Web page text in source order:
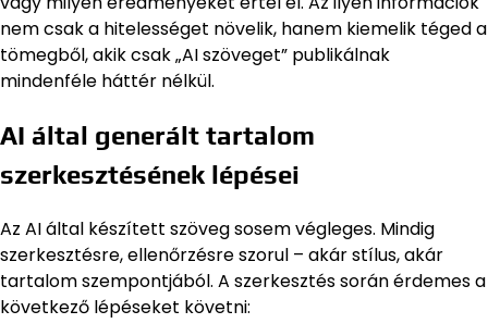
nem csak a hitelességet növelik, hanem kiemelik téged a
tömegből, akik csak „AI szöveget” publikálnak
mindenféle háttér nélkül.
AI által generált tartalom
szerkesztésének lépései
Az AI által készített szöveg sosem végleges. Mindig
szerkesztésre, ellenőrzésre szorul – akár stílus, akár
tartalom szempontjából. A szerkesztés során érdemes a
következő lépéseket követni: